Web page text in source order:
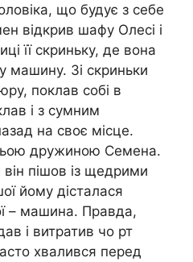
що будує з себе
відкрив шафу Олесі і
її скриньку, де вона
машину. Зі скриньки
поклав собі в
і з сумним
на своє місце.
дружиною Семена.
пішов із щедрими
йому дісталася
– машина. Правда,
і витратив чо рт
хвалився перед